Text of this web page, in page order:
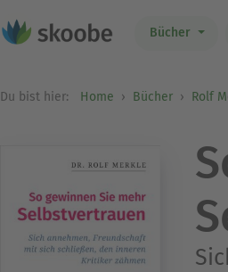
Bücher
Du bist hier: Home Bücher Rolf